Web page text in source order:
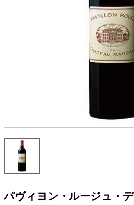
パヴィヨン・ルージュ・